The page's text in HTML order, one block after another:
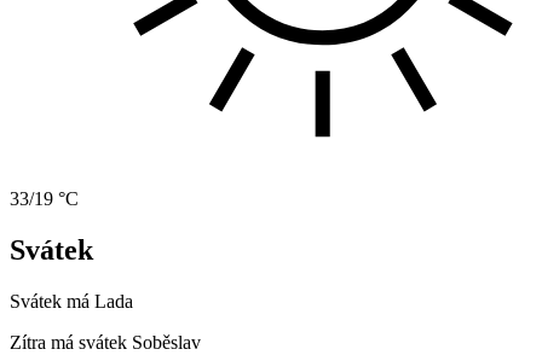
33/19 °C
Svátek
Svátek má Lada
Zítra má svátek Soběslav